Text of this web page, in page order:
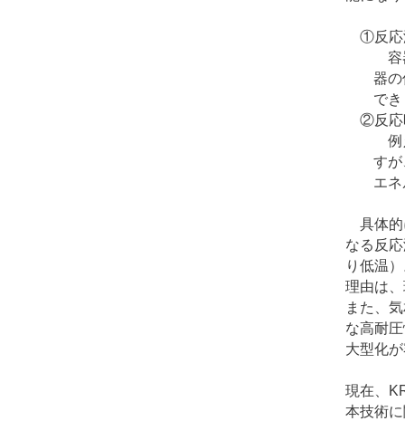
①反応
容
器
で
②反応
例
す
エ
具体的
なる反
り低温
理由は
また、
な高耐
大型化
現在、
本技術